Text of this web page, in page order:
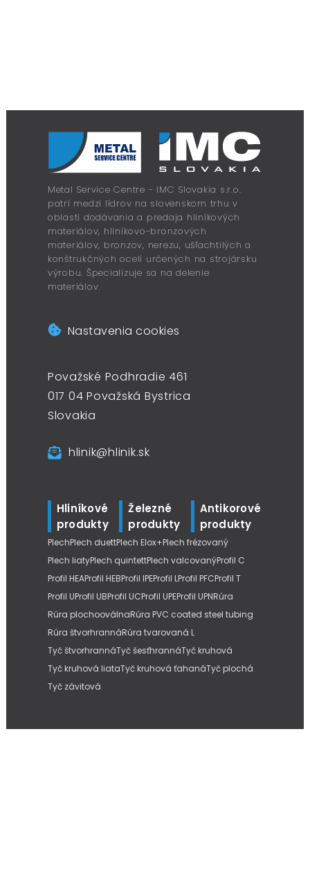
Metal Service Centre - IMC Slovakia s.r.o.
patrí medzi lídrov na slovenskom trhu v
oblasti dodávania a predaja hliníkových
materiálov, hliníkovo-bronzových
materiálov, bronzov, nerezu, ušľachtilých a
konštrukčných ocelí určených na strojársku
výrobu. Špecializuje sa na delenie
materiálov.
Nastavenia cookies
Považské Podhradie 461
017 04 Považská Bystrica
Slovakia
hlinik@hlinik.sk
Hliníkové
produkty
Železné
produkty
Antikorové
produkty
PlechPlech duettPlech Elox+Plech frézovaný
Plech liatyPlech quintettPlech valcovanýProfil C
Profil HEAProfil HEBProfil IPEProfil LProfil PFCProfil T
Profil UProfil UBProfil UCProfil UPEProfil UPNRúra
Rúra plochooválnaRúra PVC coated steel tubing
Rúra štvorhrannáRúra tvarovaná L
Tyč štvorhrannáTyč šesťhrannáTyč kruhová
Tyč kruhová liataTyč kruhová ťahanáTyč plochá
Tyč závitová